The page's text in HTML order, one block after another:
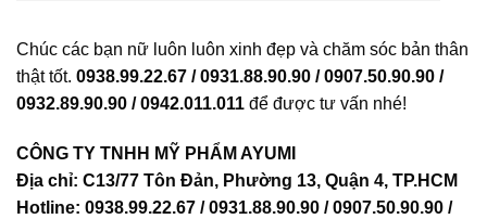
Chúc các bạn nữ luôn luôn xinh đẹp và chăm sóc bản thân
thật tốt. 0938.99.22.67 / 0931.88.90.90 / 0907.50.90.90 /
0932.89.90.90 / 0942.011.011 để được tư vấn nhé!
CÔNG TY TNHH MỸ PHẨM AYUMI
Địa chỉ: C13/77 Tôn Đản, Phường 13, Quận 4, TP.HCM
Hotline: 0938.99.22.67 / 0931.88.90.90 / 0907.50.90.90 /